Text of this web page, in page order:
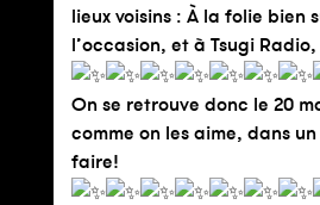
lieux voisins : À la folie bien
l’occasion, et à Tsugi
On se retrouve donc le 20
comme on les aime, dans
faire!